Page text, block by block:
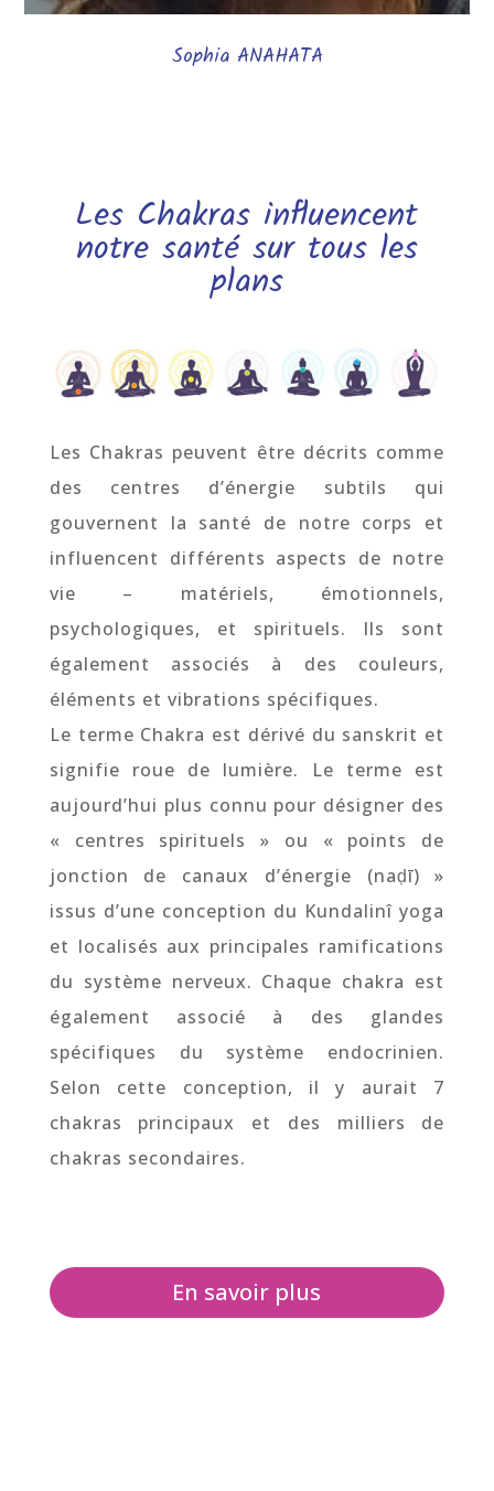
Sophia ANAHATA
Les Chakras influencent
notre santé sur tous les
plans
Les Chakras peuvent être décrits comme
des centres d’énergie subtils qui
gouvernent la santé de notre corps et
influencent différents aspects de notre
vie – matériels, émotionnels,
psychologiques, et spirituels. Ils sont
également associés à des couleurs,
éléments et vibrations spécifiques.
Le terme Chakra est dérivé du sanskrit et
signifie roue de lumière. Le terme est
aujourd’hui plus connu pour désigner des
« centres spirituels » ou « points de
jonction de canaux d’énergie (naḍī) »
issus d’une conception du Kundalinî yoga
et localisés aux principales ramifications
du système nerveux. Chaque chakra est
également associé à des glandes
spécifiques du système endocrinien.
Selon cette conception, il y aurait 7
chakras principaux et des milliers de
chakras secondaires.
En savoir plus